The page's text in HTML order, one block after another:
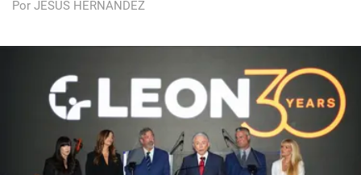
Por JESÚS HERNÁNDEZ